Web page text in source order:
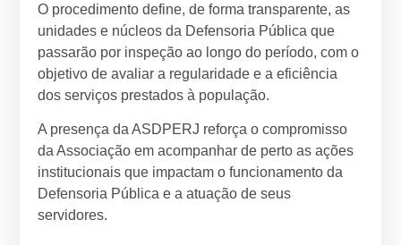
O procedimento define, de forma transparente, as
unidades e núcleos da Defensoria Pública que
passarão por inspeção ao longo do período, com o
objetivo de avaliar a regularidade e a eficiência
dos serviços prestados à população.
A presença da ASDPERJ reforça o compromisso
da Associação em acompanhar de perto as ações
institucionais que impactam o funcionamento da
Defensoria Pública e a atuação de seus
servidores.